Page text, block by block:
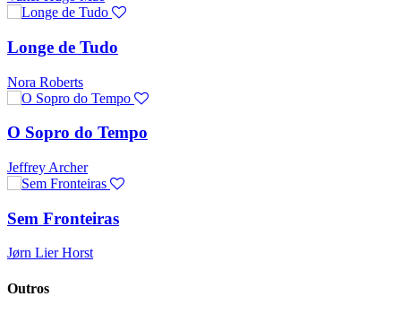
Longe de Tudo
Nora Roberts
O Sopro do Tempo
Jeffrey Archer
Sem Fronteiras
Jørn Lier Horst
Outros